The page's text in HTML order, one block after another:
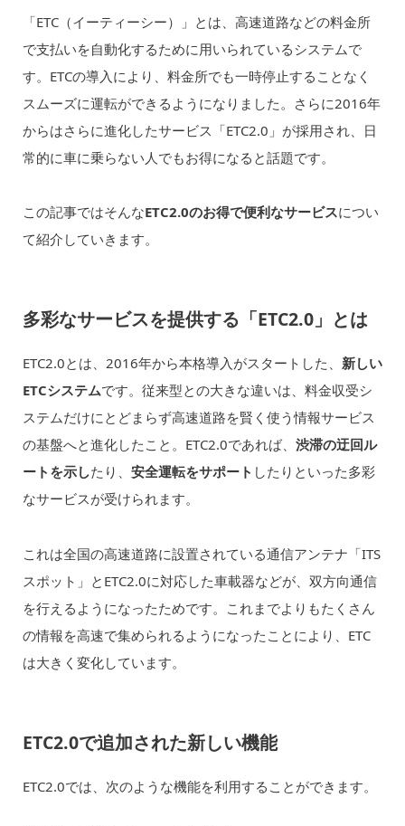
「ETC（イーティーシー）」とは、高速道路などの料金所
で支払いを自動化するために用いられているシステムで
す。ETCの導入により、料金所でも一時停止することなく
スムーズに運転ができるようになりました。さらに2016年
からはさらに進化したサービス「ETC2.0」が採用され、日
常的に車に乗らない人でもお得になると話題です。
この記事ではそんなETC2.0のお得で便利なサービスについ
て紹介していきます。
多彩なサービスを提供する「ETC2.0」とは
ETC2.0とは、2016年から本格導入がスタートした、 新しい
ETCシステムです。従来型との大きな違いは、料金収受シ
ステムだけにとどまらず高速道路を賢く使う情報サービス
の基盤へと進化したこと。ETC2.0であれば、 渋滞の迂回ル
ートを示したり、 安全運転をサポート したりといった多彩
なサービスが受けられます。
これは全国の高速道路に設置されている通信アンテナ「ITS
スポット」とETC2.0に対応した車載器などが、双方向通信
を行えるようになったためです。これまでよりもたくさん
の情報を高速で集められるようになったことにより、ETC
は大きく変化しています。
ETC2.0で追加された新しい機能
ETC2.0では、次のような機能を利用することができます。